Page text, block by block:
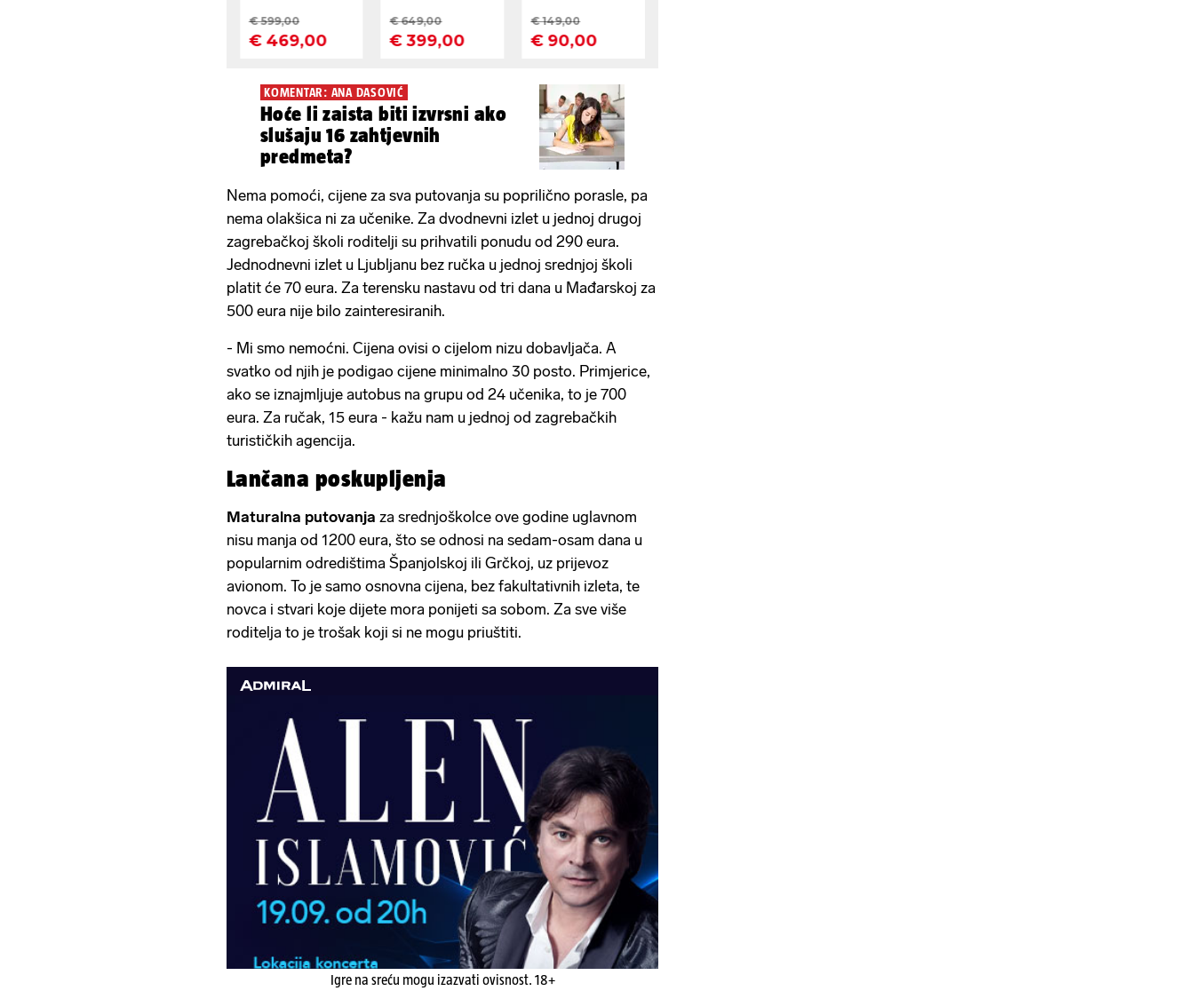
KOMENTAR: ANA DASOVIĆ
Hoće li zaista biti izvrsni ako
slušaju 16 zahtjevnih
predmeta?
Nema pomoći, cijene za sva putovanja su poprilično porasle, pa
nema olakšica ni za učenike. Za dvodnevni izlet u jednoj drugoj
zagrebačkoj školi roditelji su prihvatili ponudu od 290 eura.
Jednodnevni izlet u Ljubljanu bez ručka u jednoj srednjoj školi
platit će 70 eura. Za terensku nastavu od tri dana u Mađarskoj za
500 eura nije bilo zainteresiranih.
- Mi smo nemoćni. Cijena ovisi o cijelom nizu dobavljača. A
svatko od njih je podigao cijene minimalno 30 posto. Primjerice,
ako se iznajmljuje autobus na grupu od 24 učenika, to je 700
eura. Za ručak, 15 eura - kažu nam u jednoj od zagrebačkih
turističkih agencija.
Lančana poskupljenja
Maturalna putovanja za srednjoškolce ove godine uglavnom
nisu manja od 1200 eura, što se odnosi na sedam-osam dana u
popularnim odredištima Španjolskoj ili Grčkoj, uz prijevoz
avionom. To je samo osnovna cijena, bez fakultativnih izleta, te
novca i stvari koje dijete mora ponijeti sa sobom. Za sve više
roditelja to je trošak koji si ne mogu priuštiti.
Igre na sreću mogu izazvati ovisnost. 18+